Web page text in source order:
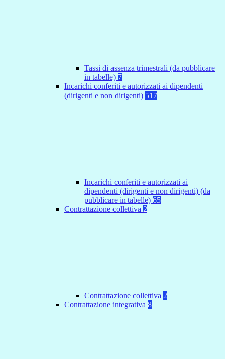
Tassi di assenza trimestrali (da pubblicare
in tabelle) 7
Incarichi conferiti e autorizzati ai dipendenti
(dirigenti e non dirigenti) 517
Incarichi conferiti e autorizzati ai
dipendenti (dirigenti e non dirigenti) (da
pubblicare in tabelle) 65
Contrattazione collettiva 2
Contrattazione collettiva 2
Contrattazione integrativa 8